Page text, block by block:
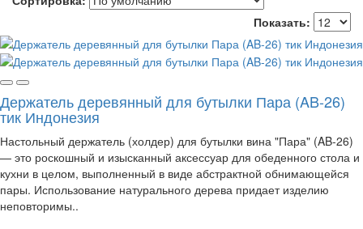
Показать:
Держатель деревянный для бутылки Пара (AB-26)
тик Индонезия
Настольный держатель (холдер) для бутылки вина "Пара" (AB-26)
— это роскошный и изысканный аксессуар для обеденного стола и
кухни в целом, выполненный в виде абстрактной обнимающейся
пары. Использование натурального дерева придает изделию
неповторимы..